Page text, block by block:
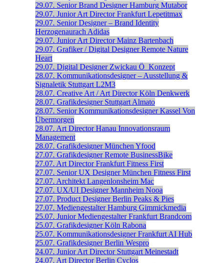
29.07. Senior Brand Designer Hamburg Mutabor
29.07. Junior Art Director Frankfurt Lepetitmax
29.07. Senior Designer – Brand Identity
Herzogenaurach Adidas
29.07. Junior Art Director Mainz Bartenbach
29.07. Grafiker / Digital Designer Remote Nature
Heart
29.07. Digital Designer Zwickau Ö_Konzept
28.07. Kommunikationsdesigner – Ausstellung &
Signaletik Stuttgart L2M3
28.07. Creative Art / Art Director Köln Denkwerk
28.07. Grafikdesigner Stuttgart Almato
28.07. Senior Kommunikations­designer Kassel Von
Übermorgen
28.07. Art Director Hanau Innovationsraum
Management
28.07. Grafikdesigner München Yfood
27.07. Grafikdesigner Remote BusinessBike
27.07. Art Director Frankfurt Fitness First
27.07. Senior UX Designer München Fitness First
27.07. Architekt Langenlonsheim Mac
27.07. UX/UI Designer Mannheim Nooa
27.07. Product Designer Berlin Peaks & Pies
27.07. Mediengestalter Hamburg Gimmickmedia
25.07. Junior Mediengestalter Frankfurt Brandcom
25.07. Grafikdesigner Köln Rabona
25.07. Kommunikationsdesigner Frankfurt AI Hub
25.07. Grafikdesigner Berlin Wespro
24.07. Junior Art Director Stuttgart Meinestadt
24.07. Art Director Berlin Cyclos